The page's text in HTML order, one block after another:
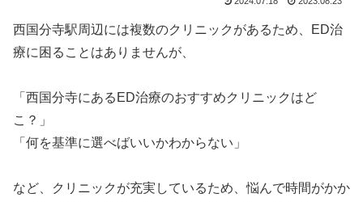
西国分寺駅周辺には複数のクリニックがあるため、ED治
療に困ることはありませんが、
「西国分寺にあるED治療のおすすめクリニックはど
こ？」
「何を基準に選べばいいかわからない」
など、クリニックが充実しているため、悩んで時間がかか